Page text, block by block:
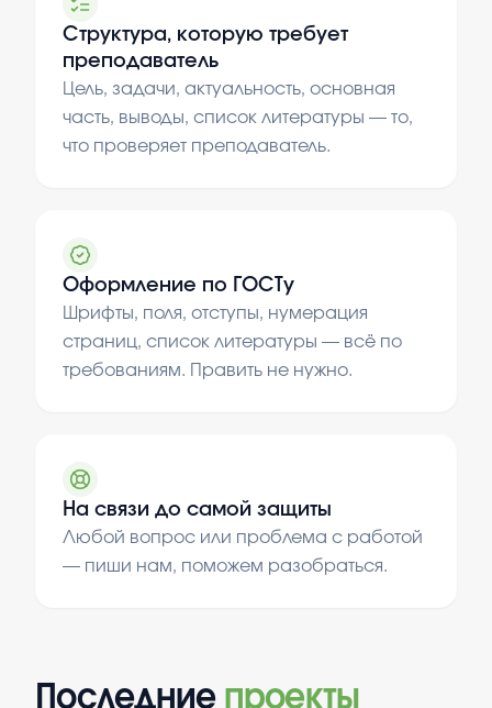
Структура, которую требует
преподаватель
Цель, задачи, актуальность, основная
часть, выводы, список литературы — то,
что проверяет преподаватель.
Оформление по ГОСТу
Шрифты, поля, отступы, нумерация
страниц, список литературы — всё по
требованиям. Править не нужно.
На связи до самой защиты
Любой вопрос или проблема с работой
— пиши нам, поможем разобраться.
Последние проекты